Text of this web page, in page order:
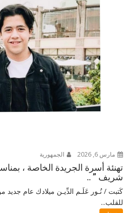
مارس 6, 2026 الجمهورية
تهنئة أسرة الجريدة الخاصة ،
شريف ” ..
كَتبت / نُـور عَلَـم الدِّيـن ميلادك عام جديد
للقلب...